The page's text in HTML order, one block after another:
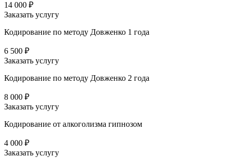
14 000 ₽
Заказать услугу
Кодирование по методу Довженко 1 года
6 500 ₽
Заказать услугу
Кодирование по методу Довженко 2 года
8 000 ₽
Заказать услугу
Кодирование от алкоголизма гипнозом
4 000 ₽
Заказать услугу